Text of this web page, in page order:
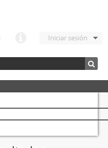
Iniciar sesión